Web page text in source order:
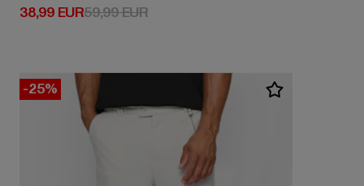
38,99 EUR
Derzeitiger Preis: 38,99 EUR
59,99 EURAktionspreis: 59,99 EUR
-25%